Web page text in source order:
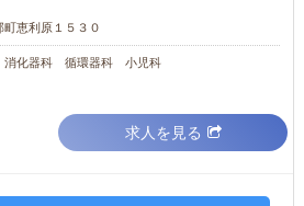
恵利原１５３０
化器科 循環器科 小児科
求人を見る